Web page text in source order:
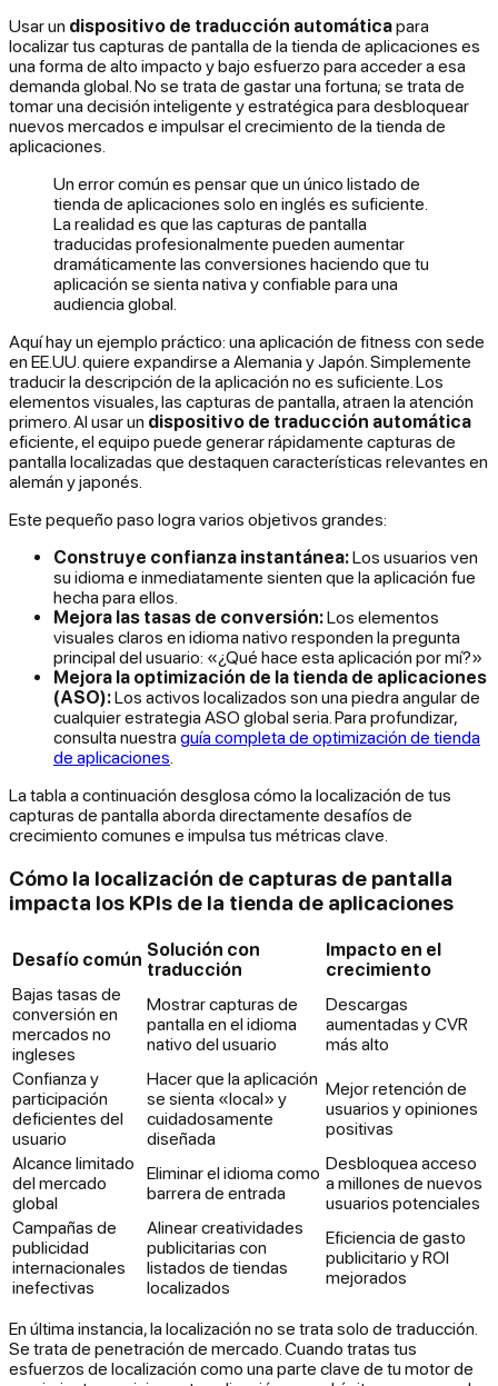
Usar un dispositivo de traducción automáticapara
localizar tus capturas de pantalla de la tienda de aplicaciones es
una forma de alto impacto y bajo esfuerzo para acceder a esa
demanda global. No se trata de gastar una fortuna; se trata de
tomar una decisión inteligente y estratégica para desbloquear
nuevos mercados e impulsar el crecimiento de la tienda de
aplicaciones.
Un error común es pensar que un único listado de
tienda de aplicaciones solo en inglés es suficiente.
La realidad es que las capturas de pantalla
traducidas profesionalmente pueden aumentar
dramáticamente las conversiones haciendo que tu
aplicación se sienta nativa y confiable para una
audiencia global.
Aquí hay un ejemplo práctico: una aplicación de fitness con sede
en EE.UU. quiere expandirse a Alemania y Japón. Simplemente
traducir la descripción de la aplicación no es suficiente. Los
elementos visuales, las capturas de pantalla, atraen la atención
primero. Al usar un dispositivo de traducción automática
eficiente, el equipo puede generar rápidamente capturas de
pantalla localizadas que destaquen características relevantes en
alemán y japonés.
Este pequeño paso logra varios objetivos grandes:
Construye confianza instantánea:Los usuarios ven
su idioma e inmediatamente sienten que la aplicación fue
hecha para ellos.
Mejora las tasas de conversión:Los elementos
visuales claros en idioma nativo responden la pregunta
principal del usuario: «¿Qué hace esta aplicación por mí?»
Mejora la optimización de la tienda de aplicaciones
(ASO):Los activos localizados son una piedra angular de
cualquier estrategia ASO global seria. Para profundizar,
consulta nuestra guía completa de optimización de tienda
de aplicaciones
La tabla a continuación desglosa cómo la localización de tus
capturas de pantalla aborda directamente desafíos de
crecimiento comunes e impulsa tus métricas clave.
Cómo la localización de capturas de pantalla
impacta los KPIs de la tienda de aplicaciones
Desafío común Solución con
traducción
Impacto en el
crecimiento
Bajas tasas de
conversión en
mercados no
ingleses
Mostrar capturas de
pantalla en el idioma
nativo del usuario
Descargas
aumentadas y CVR
más alto
Confianza y
participación
deficientes del
usuario
Hacer que la aplicación
se sienta «local» y
cuidadosamente
diseñada
Mejor retención de
usuarios y opiniones
positivas
Alcance limitado
del mercado
global
Eliminar el idioma como
barrera de entrada
Desbloquea acceso
a millones de nuevos
usuarios potenciales
Campañas de
publicidad
internacionales
inefectivas
Alinear creatividades
publicitarias con
listados de tiendas
localizados
Eficiencia de gasto
publicitario y ROI
mejorados
En última instancia, la localización no se trata solo de traducción.
Se trata de penetración de mercado. Cuando tratas tus
esfuerzos de localización como una parte clave de tu motor de